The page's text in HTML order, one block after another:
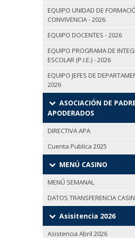
EQUIPO UNIDAD DE
CONVIVENCIA - 2026
EQUIPO DOCENTES - 2026
EQUIPO PROGRAMA DE
ESCOLAR (P.I.E.) - 2026
EQUIPO JEFES DE
2026
ASOCIACIÓN DE
APODERADOS
DIRECTIVA APA
Cuenta Publica 2025
MENÚ CASINO
MENÚ SEMANAL
DATOS TRANSFERENCIA
Asisitencia 2026
Asistencia Abril 2026